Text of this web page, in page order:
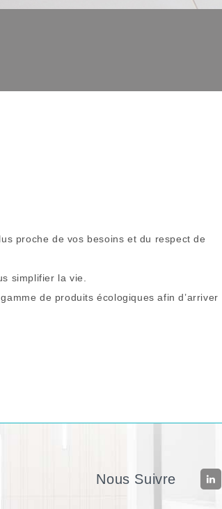
proche de vos besoins et du respect de
simplifier la vie.
de produits écologiques afin d’arriver
Nous Suivre